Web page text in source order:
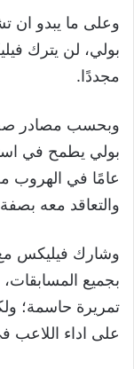
وعلى ما يبدو ان
بولي، لن يترك
مجددًا.
وبحسب مصادر
عامًا في الهروب
والتعاقد معه بصفة
بجميع
تمريرة حاسمة؛
على اداء اللاعب